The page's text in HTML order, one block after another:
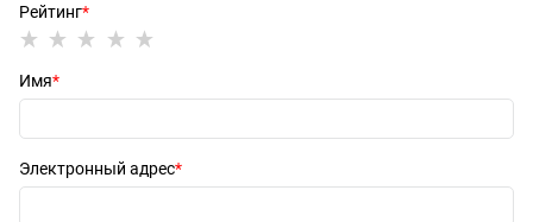
Рейтинг
Имя
Электронный адрес